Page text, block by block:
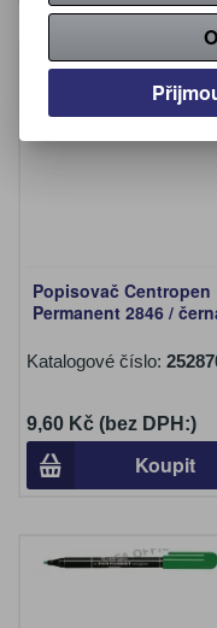
Popisovač Centropen
Permanent 2846 /
Katalogové číslo:
9,60 Kč (bez DPH:)
Koupit